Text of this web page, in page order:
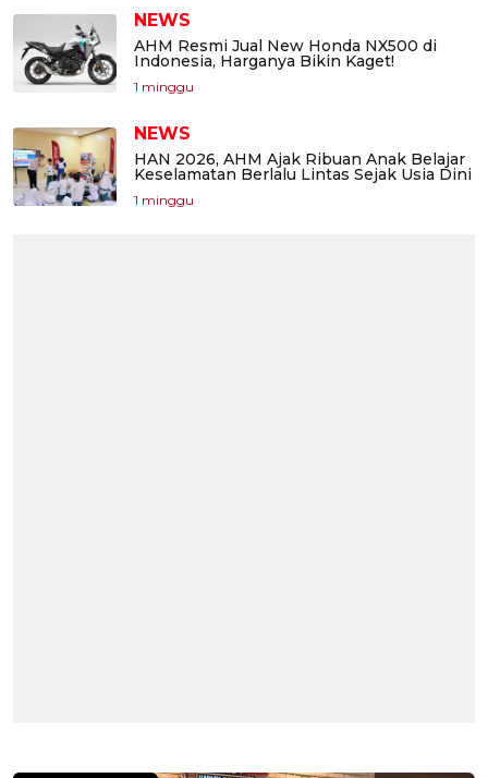
NEWS
AHM Resmi Jual New Honda NX500 di
Indonesia, Harganya Bikin Kaget!
1 minggu
NEWS
HAN 2026, AHM Ajak Ribuan Anak Belajar
Keselamatan Berlalu Lintas Sejak Usia Dini
1 minggu